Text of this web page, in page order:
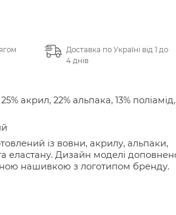
Доставка по Україні від 1 до
4 днів
акрил, 22% альпака, 13% поліамід,
із вовни, акрилу, альпаки,
еластану. Дизайн моделі
нашивкою з логотипом бренду.